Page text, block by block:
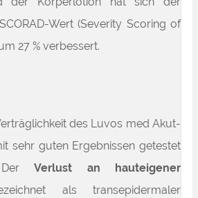
Wert (Severity Scoring of
27 % verbessert.
des Luvos med Akut-
sehr guten Ergebnissen getestet
DerVerlust an hauteigener
als transepidermaler